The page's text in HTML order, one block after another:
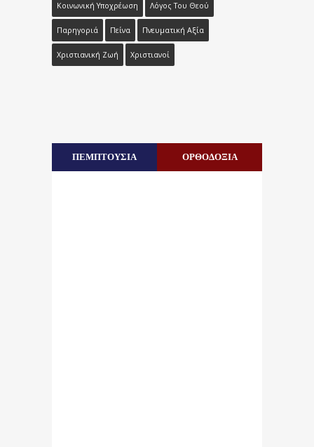
Κοινωνική Υποχρέωση Λόγος Του Θεού
Παρηγοριά Πείνα Πνευματική Αξία
Χριστιανική Ζωή Χριστιανοί
ΠΕΜΠΤΟΥΣΙΑ ΟΡΘΟΔΟΞΙΑ